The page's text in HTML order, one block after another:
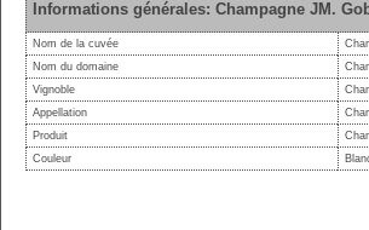
Informations générales: Champagne JM.
Nom de la cuvée
Nom du domaine
Vignoble
Appellation
Produit
Couleur